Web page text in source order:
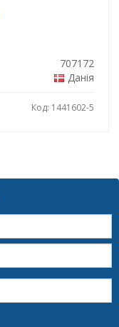
707172
Данія
Код: 1441602-5